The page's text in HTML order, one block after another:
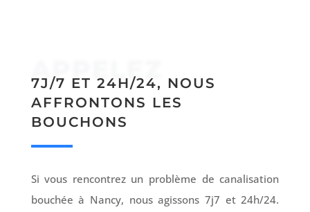
APPELEZ
7J/7 ET 24H/24, NOUS
AFFRONTONS LES
BOUCHONS
Si vous rencontrez un problème de canalisation
bouchée à Nancy, nous agissons 7j7 et 24h/24.